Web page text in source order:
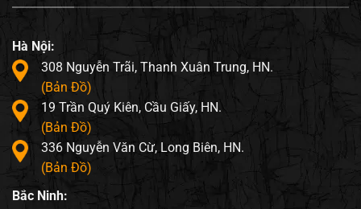
Hà Nội:
308 Nguyễn Trãi, Thanh Xuân Trung, HN.
(Bản Đồ)
19 Trần Quý Kiên, Cầu Giấy, HN.
(Bản Đồ)
336 Nguyễn Văn Cừ, Long Biên, HN.
(Bản Đồ)
Bắc Ninh: